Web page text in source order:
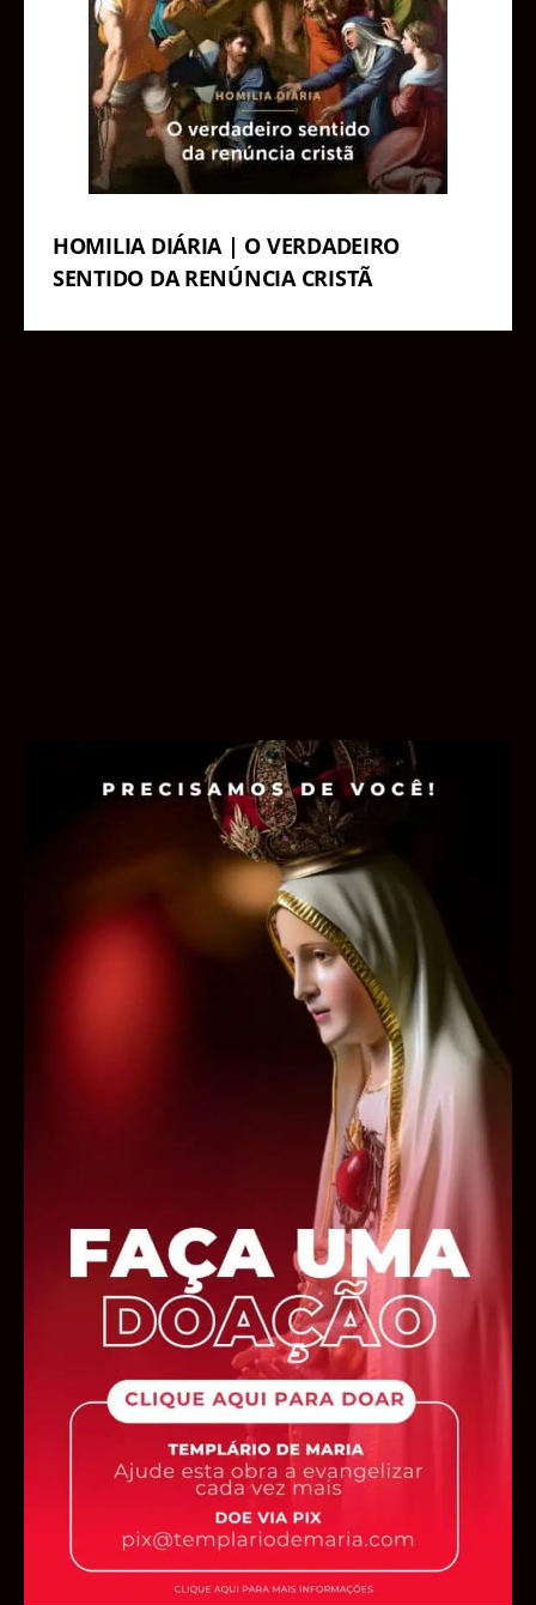
HOMILIA DIÁRIA | O VERDADEIRO
SENTIDO DA RENÚNCIA CRISTÃ